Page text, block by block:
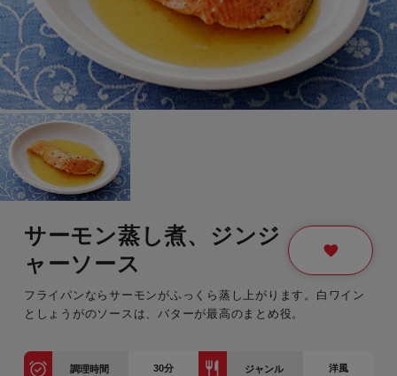
サーモン蒸し煮、ジンジ
ャーソース
フライパンならサーモンがふっくら蒸し上がります。白ワイン
としょうがのソースは、バターが最高のまとめ役。
調理時間 30分 ジャンル 洋風